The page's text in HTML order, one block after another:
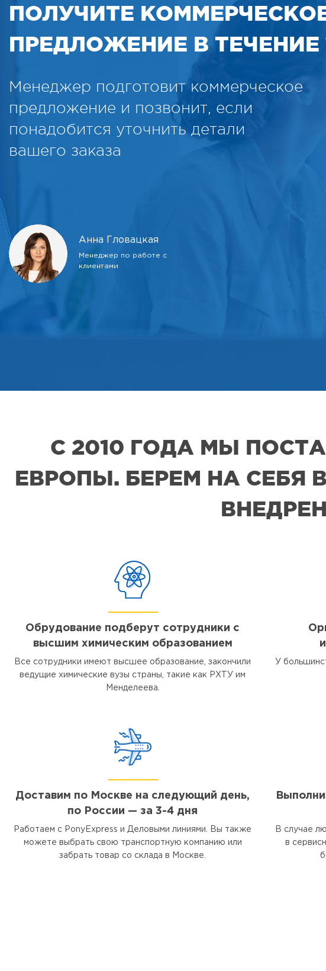
ПОЛУЧИТЕ
ПРЕДЛОЖЕНИЕ В ТЕЧЕНИЕ
Менеджер подготовит коммерческое
предложение и позвонит, если
понадобится уточнить детали
вашего заказа
Анна Гловацкая
Менеджер по работе с
клиентами
С 2010 ГОДА МЫ
ЕВРОПЫ. БЕРЕМ НА СЕБЯ
Обрудование подберут сотрудники с
высшим химическим образованием
Все сотрудники имеют высшее образование, закончили
ведущие химические вузы страны, такие как РХТУ им
Менделеева.
У
Доставим по Москве на следующий день,
по России — за 3-4 дня
Работаем с PonyExpress и Деловыми линиями. Вы также
можете выбрать свою транспортную компанию или
забрать товар со склада в Москве.
В случае
в